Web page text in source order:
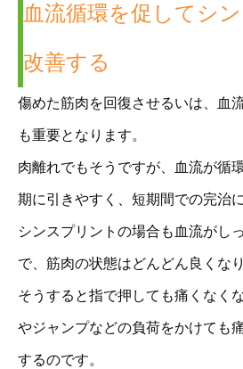
血流循環を促してシ
改善する
傷めた筋肉を回復させるいは、血
も重要となります。
肉離れでもそうですが、血流が循
期に引きやすく、短期間での完治
シンスプリントの場合も血流がし
で、筋肉の状態はどんどん良くなり
そうすると指で押しても痛くなく
やジャンプなどの負荷をかけても
するのです。